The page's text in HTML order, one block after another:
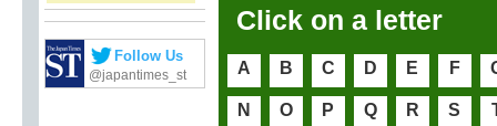
Follow Us
@japantimes_st
Click on a letter
A B C D E F
N O P Q R S